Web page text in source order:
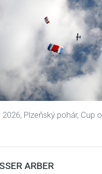
Plzeňský pohár, Cup
ARBER